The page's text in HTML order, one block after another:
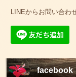
LINEからお問い合わ
facebook